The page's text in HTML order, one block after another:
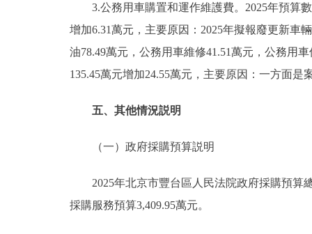
3.公務用車購置和運作維護費。2025年預算數
增加6.31萬元，主要原因：2025年擬報廢更新車
油78.49萬元，公務用車維修41.51萬元，公務用
135.45萬元增加24.55萬元，主要原因：一方面
五、其他情況説明
（一）政府採購預算説明
2025年北京市豐台區人民法院政府採購預算總
採購服務預算3,409.95萬元。